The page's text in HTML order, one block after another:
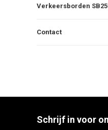
Verkeersborden
Contact
Schrijf in voor